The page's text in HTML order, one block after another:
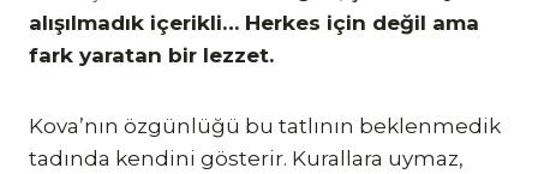
alışılmadık içerikli… Herkes için değil ama
fark yaratan bir lezzet.
Kova’nın özgünlüğü bu tatlının beklenmedik
tadında kendini gösterir. Kurallara uymaz,